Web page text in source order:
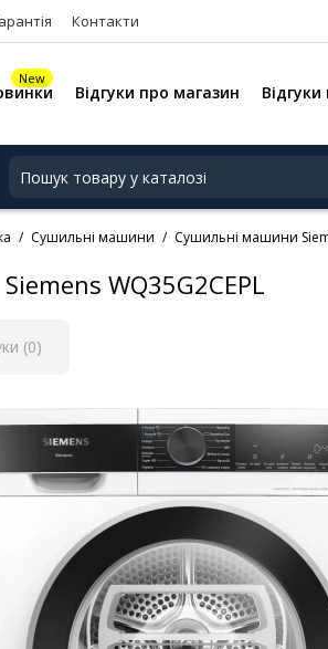
Контакти
New
Відгуки про магазин
Сушильні машини Сушильні машини
WQ35G2CEPL
(0)